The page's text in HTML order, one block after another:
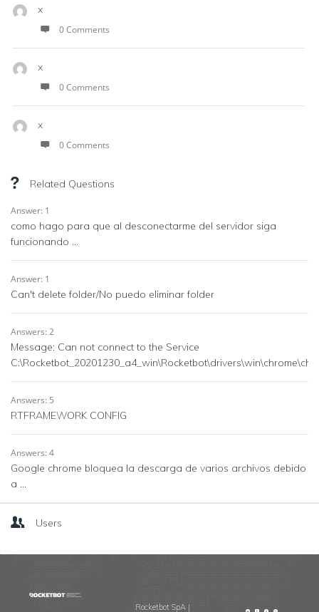
x
0 Comments
x
0 Comments
x
0 Comments
Related Questions
Answer: 1
como hago para que al desconectarme del servidor siga
funcionando ...
Answer: 1
Can't delete folder/No puedo eliminar folder
Answers: 2
Message: Can not connect to the Service
Answers: 5
RTFRAMEWORK CONFIG
Answers: 4
Google chrome bloquea la descarga de varios archivos debido
a ...
Users
Footer
Rocketbot SpA |